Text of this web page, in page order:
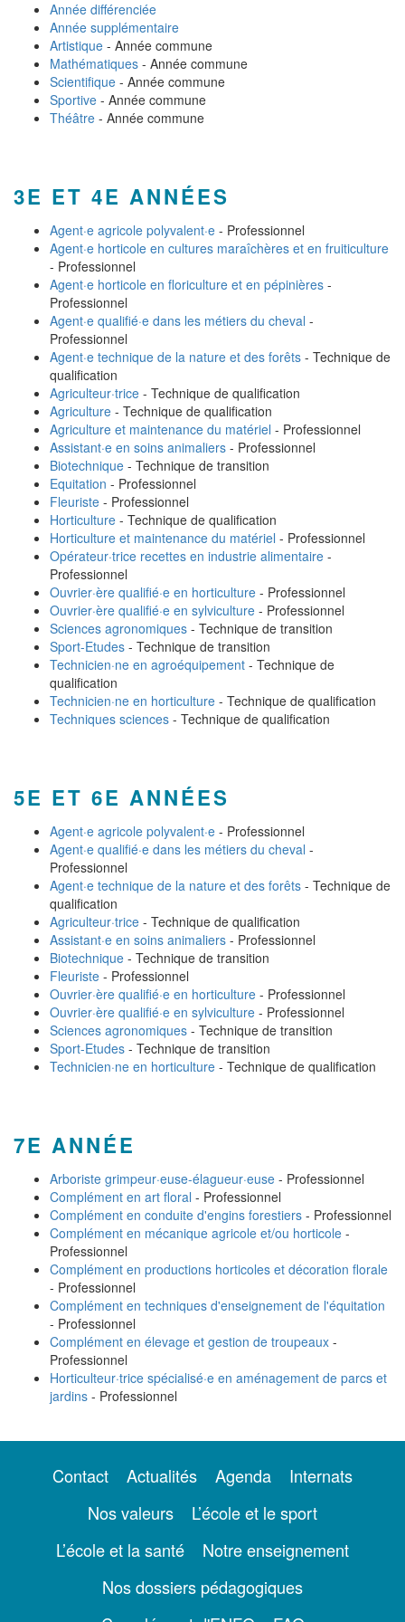
Année différenciée
Année supplémentaire
Artistique - Année commune
Mathématiques - Année commune
Scientifique - Année commune
Sportive - Année commune
Théâtre - Année commune
3E ET 4E ANNÉES
Agent·e agricole polyvalent·e - Professionnel
Agent·e horticole en cultures maraîchères et en fruiticulture
- Professionnel
Agent·e horticole en floriculture et en pépinières -
Professionnel
Agent·e qualifié·e dans les métiers du cheval -
Professionnel
Agent·e technique de la nature et des forêts - Technique de
qualification
Agriculteur·trice - Technique de qualification
Agriculture - Technique de qualification
Agriculture et maintenance du matériel - Professionnel
Assistant·e en soins animaliers - Professionnel
Biotechnique - Technique de transition
Equitation - Professionnel
Fleuriste - Professionnel
Horticulture - Technique de qualification
Horticulture et maintenance du matériel - Professionnel
Opérateur·trice recettes en industrie alimentaire -
Professionnel
Ouvrier·ère qualifié·e en horticulture - Professionnel
Ouvrier·ère qualifié·e en sylviculture - Professionnel
Sciences agronomiques - Technique de transition
Sport-Etudes - Technique de transition
Technicien·ne en agroéquipement - Technique de
qualification
Technicien·ne en horticulture - Technique de qualification
Techniques sciences - Technique de qualification
5E ET 6E ANNÉES
Agent·e agricole polyvalent·e - Professionnel
Agent·e qualifié·e dans les métiers du cheval -
Professionnel
Agent·e technique de la nature et des forêts - Technique de
qualification
Agriculteur·trice - Technique de qualification
Assistant·e en soins animaliers - Professionnel
Biotechnique - Technique de transition
Fleuriste - Professionnel
Ouvrier·ère qualifié·e en horticulture - Professionnel
Ouvrier·ère qualifié·e en sylviculture - Professionnel
Sciences agronomiques - Technique de transition
Sport-Etudes - Technique de transition
Technicien·ne en horticulture - Technique de qualification
7E ANNÉE
Arboriste grimpeur·euse-élagueur·euse - Professionnel
Complément en art floral - Professionnel
Complément en conduite d'engins forestiers - Professionnel
Complément en mécanique agricole et/ou horticole -
Professionnel
Complément en productions horticoles et décoration florale
- Professionnel
Complément en techniques d'enseignement de l'équitation
- Professionnel
Complément en élevage et gestion de troupeaux -
Professionnel
Horticulteur·trice spécialisé·e en aménagement de parcs et
jardins - Professionnel
Contact Actualités Agenda
Internats
Nos valeurs
L’école et le sport
L’école et la santé
Notre enseignement
Nos dossiers pédagogiques